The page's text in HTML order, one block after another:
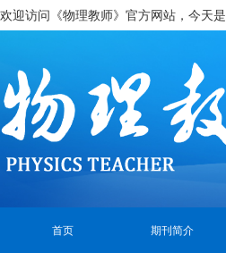
欢迎访问《物理教师》官方网站，今天是
首页 期刊简介